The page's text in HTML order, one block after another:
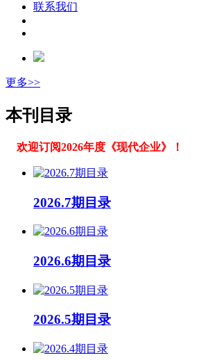
联系我们
更多>>
本刊目录
欢迎订阅2026年度《现代企业》！
2026.7期目录
2026.6期目录
2026.5期目录